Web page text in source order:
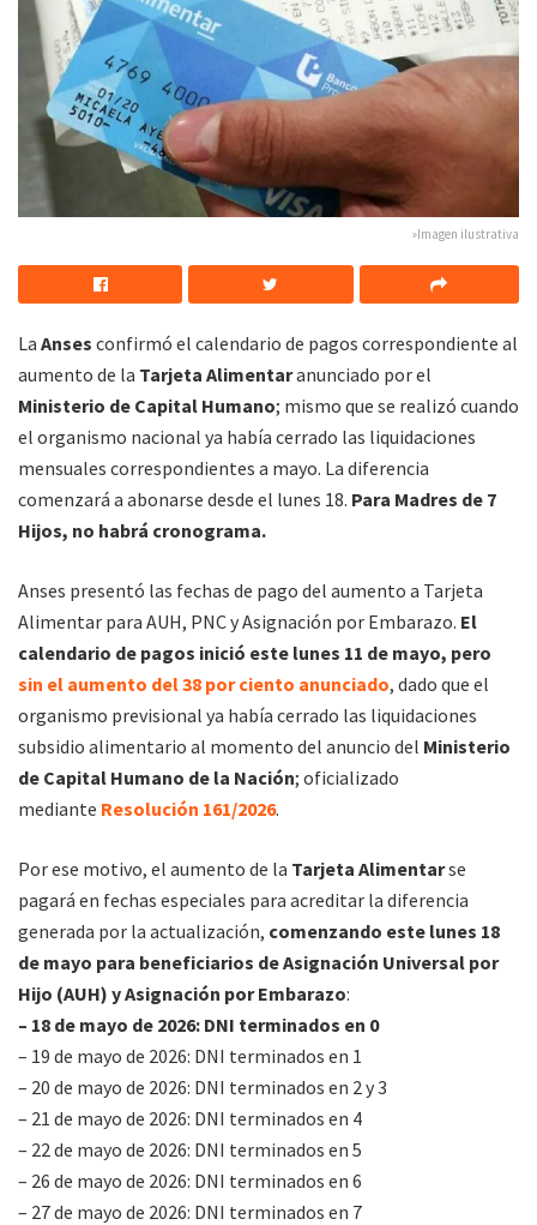
»Imagen ilustrativa
La Anses confirmó el calendario de pagos correspondiente al
aumento de la Tarjeta Alimentaranunciado por el
Ministerio de Capital Humano; mismo que se realizó cuando
el organismo nacional ya había cerrado las liquidaciones
mensuales correspondientes a mayo. La diferencia
comenzará a abonarse desde el lunes 18. Para Madres de 7
Hijos, no habrá cronograma.
Anses presentó las fechas de pago del aumento a Tarjeta
Alimentar para AUH, PNC y Asignación por Embarazo. El
calendario de pagos inició este lunes 11 de mayo, pero
sin el aumento del 38 por ciento anunciado, dado que el
organismo previsional ya había cerrado las liquidaciones
subsidio alimentario al momento del anuncio del Ministerio
de Capital Humano de la Nación; oficializado
mediante Resolución 161/2026.
Por ese motivo, el aumento de la Tarjeta Alimentarse
pagará en fechas especiales para acreditar la diferencia
generada por la actualización, comenzando este lunes 18
de mayo para beneficiarios de Asignación Universal por
Hijo (AUH) y Asignación por Embarazo:
– 18 de mayo de 2026: DNI terminados en 0
– 19 de mayo de 2026: DNI terminados en 1
– 20 de mayo de 2026: DNI terminados en 2 y 3
– 21 de mayo de 2026: DNI terminados en 4
– 22 de mayo de 2026: DNI terminados en 5
– 26 de mayo de 2026: DNI terminados en 6
– 27 de mayo de 2026: DNI terminados en 7